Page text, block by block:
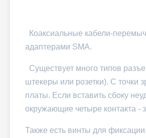
Коаксиальные кабели-
адаптерами SMA.
Существует много типов
штекеры или розетки). С точки
платы. Если вставить сбоку
окружающие четыре контакта -
Также есть винты для